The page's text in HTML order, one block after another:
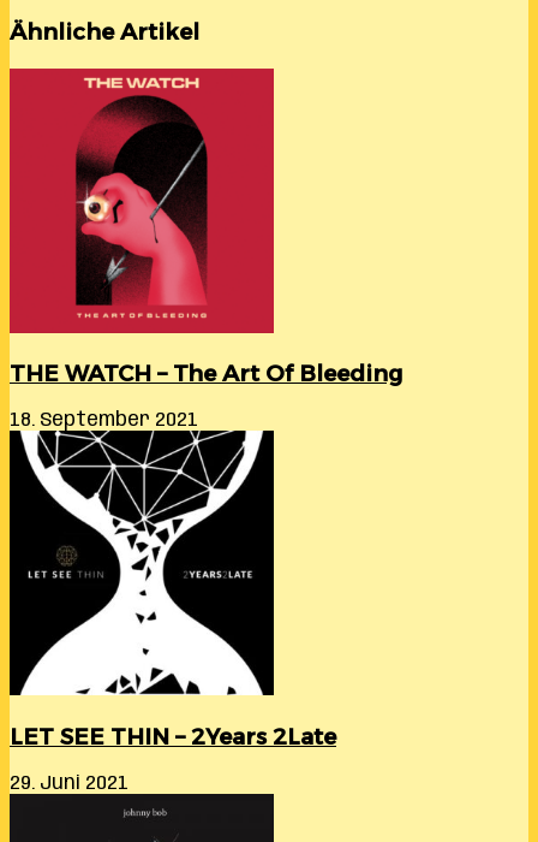
Ähnliche Artikel
THE WATCH – The Art Of Bleeding
18. September 2021
LET SEE THIN – 2Years 2Late
29. Juni 2021